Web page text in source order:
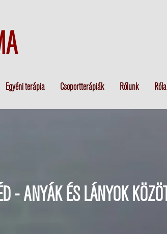
Egyéni terápia Csoportterápiák Rólunk
- ANYÁK ÉS LÁNYOK KÖZÖTT